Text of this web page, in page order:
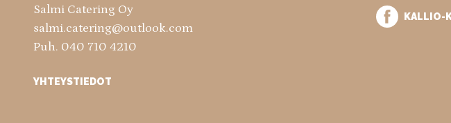
Salmi Catering Oy
salmi.catering@outlook.com
Puh. 040 710 4210
YHTEYSTIEDOT
KALLIO-